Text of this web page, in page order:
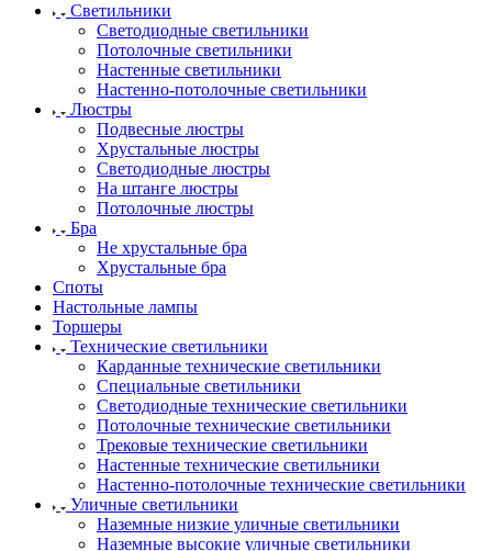
Светильники
Светодиодные светильники
Потолочные светильники
Настенные светильники
Настенно-потолочные светильники
Люстры
Подвесные люстры
Хрустальные люстры
Светодиодные люстры
На штанге люстры
Потолочные люстры
Бра
Не хрустальные бра
Хрустальные бра
Споты
Настольные лампы
Торшеры
Технические светильники
Карданные технические светильники
Специальные светильники
Светодиодные технические светильники
Потолочные технические светильники
Трековые технические светильники
Настенные технические светильники
Настенно-потолочные технические светильники
Уличные светильники
Наземные низкие уличные светильники
Наземные высокие уличные светильники